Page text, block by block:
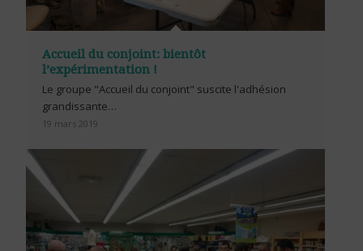
Accueil du conjoint: bientôt
l’expérimentation !
Le groupe "Accueil du conjoint" suscite l'adhésion
grandissante…
19 mars 2019